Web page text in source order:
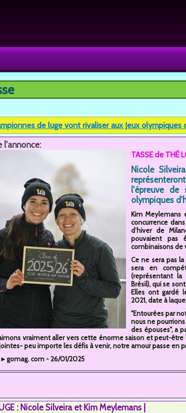
de luge vont rivaliser aux Jeux olympiques
l'annonce:
TASSE de THÉ
Nicole
l'épreuve de
olympiques
Kim Meylemans
concurrence
d’hiver de
pouvaient pas
combinaisons de
Ce ne sera pas
sera en
(représentant
Brésil), qui se
Elles ont gardé
2021, date à
"Entourées par
nous ne
des épouses", a
vraiment aller vers cette énorme saison et peut-
peu importe les défis à venir, notre amour passe en
►gomag. com - 26/01/2025
: Nicole Silveira et Kim Meylemans